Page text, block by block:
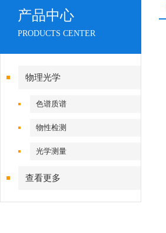
产品中心
PRODUCTS CENTER
物理光学
色谱质谱
物性检测
光学测量
查看更多